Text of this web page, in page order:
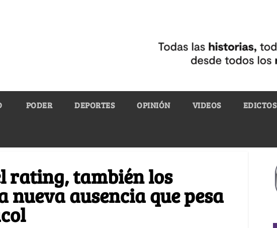
PODER DEPORTES OPINIÓN VIDEOS EDICTOS
rating, también los
nueva ausencia que pesa